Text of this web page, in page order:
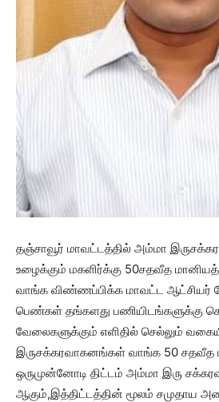
தஞ்சாவூர் மாவட்டத்தில் அம்மா
உழைக்கும் மகளிர்க்கு 50சதவீத
வாங்க விண்ணப்பிக்க மாவட்ட ஆட்சியர்
பெண்கள் தங்களது பணியிடங்களுக்கு
வேலைகளுக்கும் எளிதில் செல்லும்
இருசக்கரவாகனங்கள் வாங்க 50 சதவீத
ஒருமுன்னோடி திட்டம் அம்மா இரு
ஆகும்,இத்திட்டத்தின் மூலம் சமுதாய